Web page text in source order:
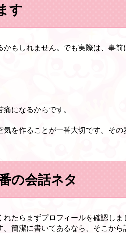
す
もしれません。でも実際は、事
になるからです。
を作ることが一番大切です。そ
の会話ネタ
たらまずプロフィールを確認し
簡潔に書いてあるなら、そこか